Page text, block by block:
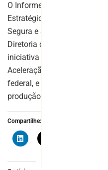
O Informe de Recursos
Estratégicos, está
Segura e Sustentável e à
Diretoria de Geologia e
iniciativa conta com
Aceleração do Crescimento
federal, e tem como
produção mineral brasileira.
Compartilhe: